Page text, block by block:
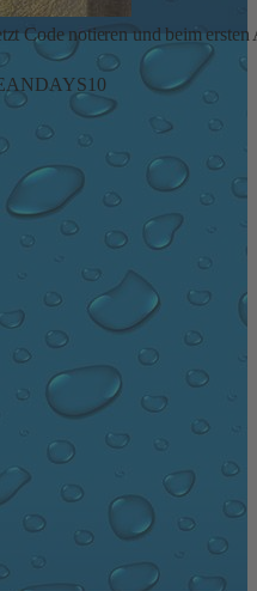
Code notieren und beim ersten